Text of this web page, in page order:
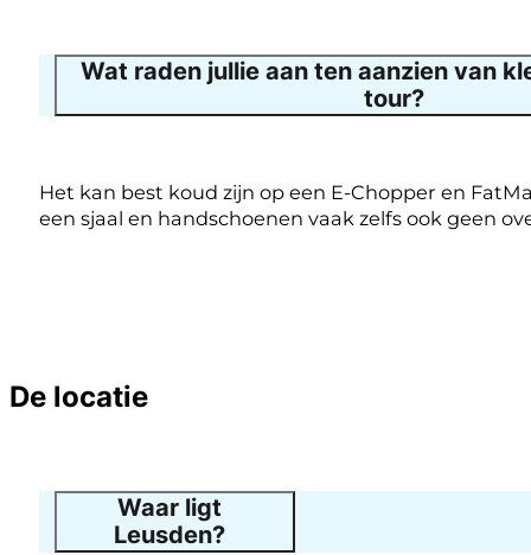
Wat raden jullie aan ten aanzien van
tour?
Het kan best koud zijn op een E-Chopper en
een sjaal en handschoenen vaak zelfs ook geen
De locatie
Waar ligt
Leusden?